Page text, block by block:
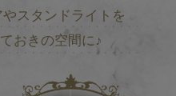
スタンドライトを
おきの空間に♪